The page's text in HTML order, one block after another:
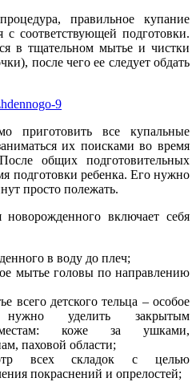
правильное купание
с соответствующей подготовки.
в тщательном мытье и чистки
после чего ее следует обдать
приготовить все купальные
их поисками во время
общих подготовительных
подготовки ребенка. Его нужно
просто полежать.
включает себя
в воду до плеч;
мытье головы по направлению
всего детского тельца – особое
уделить закрытым
местам: коже за ушками,
паховой области;
всех складок с целью
покраснений и опрелостей;